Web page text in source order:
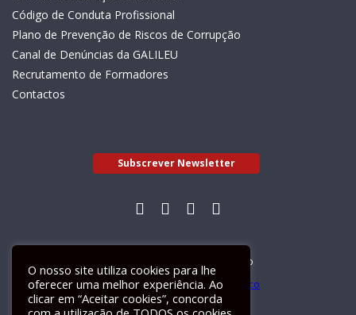
Código de Conduta Profissional
Plano de Prevenção de Riscos de Corrupção
Canal de Denúncias da GALILEU
Recrutamento de Formadores
Contactos
Subscrever Newsletter
Livro de Reclamações Electrónico
O nosso site utiliza cookies para lhe
oferecer uma melhor experiência. Ao
clicar em “Aceitar cookies”, concorda